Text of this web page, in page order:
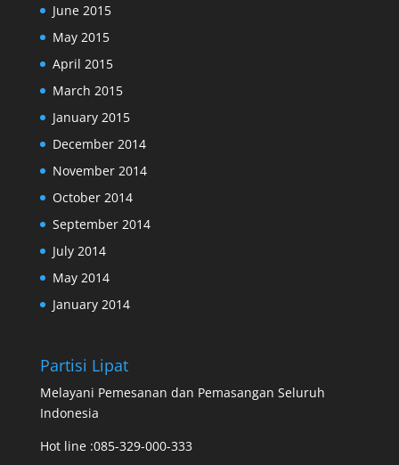
June 2015
May 2015
April 2015
March 2015
January 2015
December 2014
November 2014
October 2014
September 2014
July 2014
May 2014
January 2014
Partisi Lipat
Melayani Pemesanan dan Pemasangan Seluruh
Indonesia
Hot line :085-329-000-333